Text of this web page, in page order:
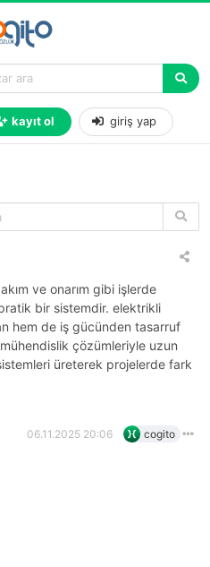
kayıt ol giriş yap
ve onarım gibi işlerde
bir sistemdir. elektrikli
hem de iş gücünden tasarruf
çözümleriyle uzun
üreterek projelerde fark
06.11.2025 20:06 cogito